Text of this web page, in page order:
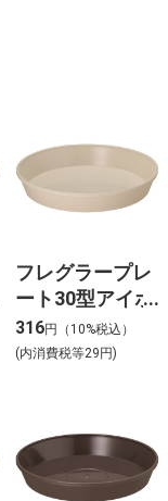
フレグラープレ
ート30型アイボ
リー
316円（10%税込）
(内消費税等29円)